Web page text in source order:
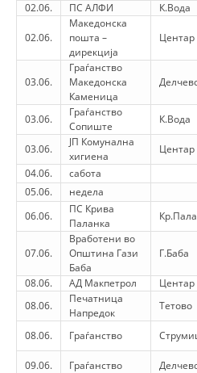
STRUKTURA E
KONTAKT
ANËTARËSIMI NË
LIGJI I
ORGANIZIMI
BORDI
KUVENDI
STRUKTURA DHE
02.06.
ПС АЛФИ К.Вода
02.06.
Македонска
пошта –
дирекција
Центар
03.06.
Граѓанство
Македонска
Каменица
03.06.
Граѓанство
Сопиште
К.Вода
03.06.
ЈП Комунална
хигиена
Центар
04.06.
сабота
05.06.
недела
06.06.
ПС Крива
Паланка
07.06.
Вработени во
Општина Гази
Баба
Г.Баба
08.06. АД Макпетрол Центар
08.06.
Печатница
Напредок
Тетово
08.06. Граѓанство
09.06.
Граѓанство